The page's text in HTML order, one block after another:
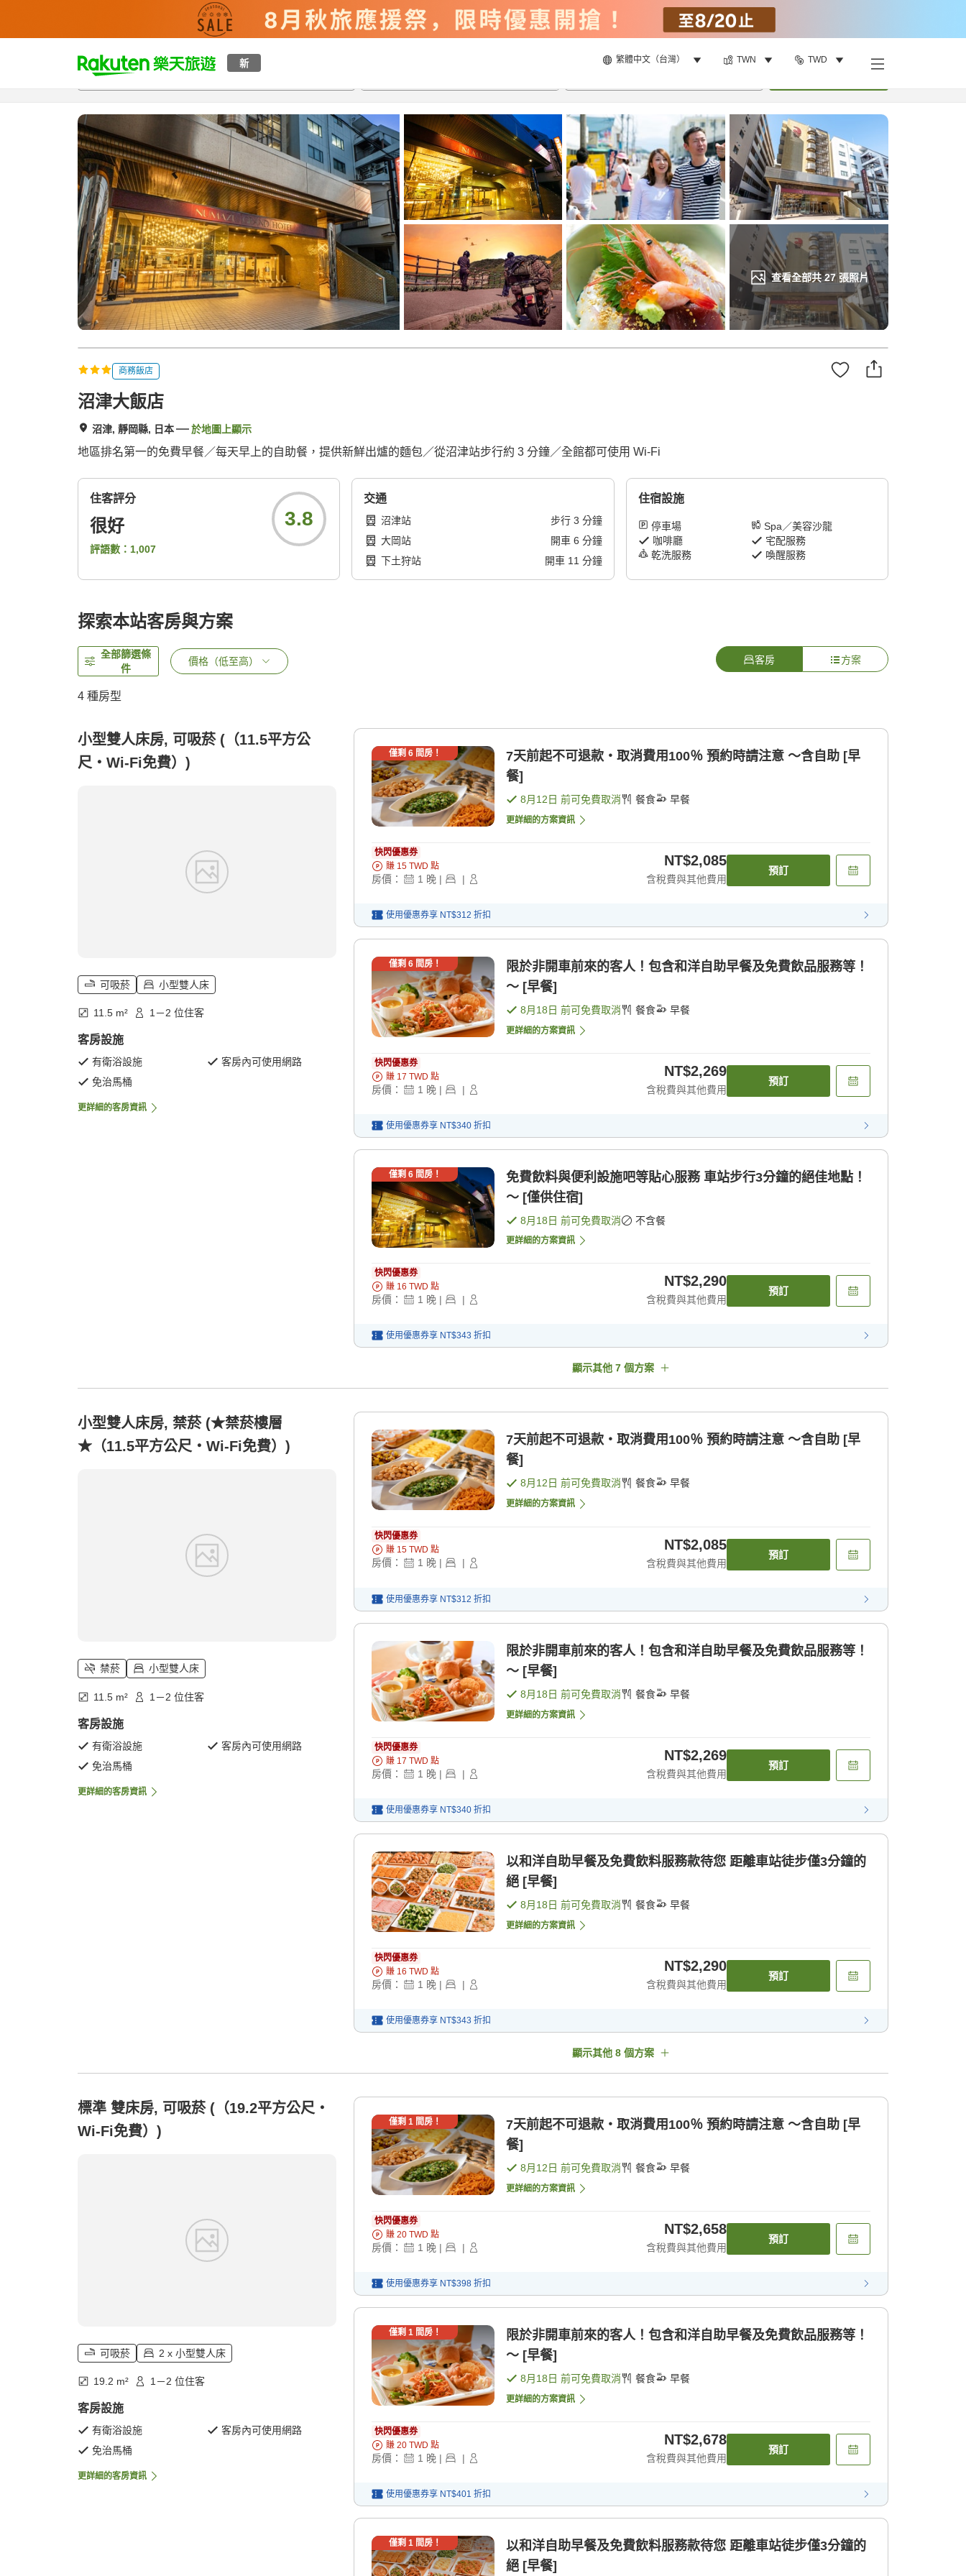
新 繁體中文（台灣） TWN TWD
t
p
a
g
e
_
s
e
a
r
c
h
查看全部共27張照片
總覽客房與方案評語特點設施
商務飯店
沼津大飯店
沼津, 靜岡縣, 日本 於地圖上顯示
地區排名第一的免費早餐／每天早上的自助餐，提供新鮮出爐的麵包／從沼津站步行約 3 分鐘／全館都可使用 Wi-Fi
住客評分
很好
評語數： 1,007
3.8
交通
沼津站 步行 3 分鐘
大岡站
開車 6 分鐘
下土狩站
開車 11 分鐘
住宿設施
停車場
Spa／美容沙龍
咖啡廳
宅配服務
乾洗服務
喚醒服務
探索本站客房與方案
全部篩選條
件
價格（低至高） 客房 方案
4 種房型
小型雙人床房, 可吸菸 (（11.5平方公
尺・Wi-Fi免費）)
可吸菸 小型雙人床
11.5 m² 1－2 位住客
客房設施
有衛浴設施
客房內可使用網路
免治馬桶
更詳細的客房資訊
僅剩 6間房！
7天前起不可退款・取消費用100％ 預約時請注意 〜含自助 [早
餐]
8月12日 前可免費取消 餐食 早餐
更詳細的方案資訊
快閃優惠券
賺 15 TWD 點
房價： 1 晚 | |
NT$2,085
含稅費與其他費用
預訂
使用優惠券享 NT$312 折扣
僅剩 6間房！
限於非開車前來的客人！包含和洋自助早餐及免費飲品服務等！
〜 [早餐]
8月18日 前可免費取消 餐食 早餐
更詳細的方案資訊
快閃優惠券
賺 17 TWD 點
房價： 1 晚 | |
NT$2,269
含稅費與其他費用
預訂
使用優惠券享 NT$340 折扣
僅剩 6間房！
免費飲料與便利設施吧等貼心服務 車站步行3分鐘的絕佳地點！
〜 [僅供住宿]
8月18日 前可免費取消 不含餐
更詳細的方案資訊
快閃優惠券
賺 16 TWD 點
房價： 1 晚 | |
NT$2,290
含稅費與其他費用
預訂
使用優惠券享 NT$343 折扣
顯示其他 7 個方案
小型雙人床房, 禁菸 (★禁菸樓層
★（11.5平方公尺・Wi-Fi免費）)
禁菸 小型雙人床
11.5 m² 1－2 位住客
客房設施
有衛浴設施
客房內可使用網路
免治馬桶
更詳細的客房資訊
7天前起不可退款・取消費用100％ 預約時請注意 〜含自助 [早
餐]
8月12日 前可免費取消 餐食 早餐
更詳細的方案資訊
快閃優惠券
賺 15 TWD 點
房價： 1 晚 | |
NT$2,085
含稅費與其他費用
預訂
使用優惠券享 NT$312 折扣
限於非開車前來的客人！包含和洋自助早餐及免費飲品服務等！
〜 [早餐]
8月18日 前可免費取消 餐食 早餐
更詳細的方案資訊
快閃優惠券
賺 17 TWD 點
房價： 1 晚 | |
NT$2,269
含稅費與其他費用
預訂
使用優惠券享 NT$340 折扣
以和洋自助早餐及免費飲料服務款待您 距離車站徒步僅3分鐘的
絕 [早餐]
8月18日 前可免費取消 餐食 早餐
更詳細的方案資訊
快閃優惠券
賺 16 TWD 點
房價： 1 晚 | |
NT$2,290
含稅費與其他費用
預訂
使用優惠券享 NT$343 折扣
顯示其他 8 個方案
標準 雙床房, 可吸菸 (（19.2平方公尺・
Wi-Fi免費）)
可吸菸 2 x 小型雙人床
19.2 m² 1－2 位住客
客房設施
有衛浴設施
客房內可使用網路
免治馬桶
更詳細的客房資訊
僅剩 1 間房！
7天前起不可退款・取消費用100％ 預約時請注意 〜含自助 [早
餐]
8月12日 前可免費取消 餐食 早餐
更詳細的方案資訊
快閃優惠券
賺 20 TWD 點
房價： 1 晚 | |
NT$2,658
含稅費與其他費用
預訂
使用優惠券享 NT$398 折扣
僅剩 1 間房！
限於非開車前來的客人！包含和洋自助早餐及免費飲品服務等！
〜 [早餐]
8月18日 前可免費取消 餐食 早餐
更詳細的方案資訊
快閃優惠券
賺 20 TWD 點
房價： 1 晚 | |
NT$2,678
含稅費與其他費用
預訂
使用優惠券享 NT$401 折扣
僅剩 1 間房！
以和洋自助早餐及免費飲料服務款待您 距離車站徒步僅3分鐘的
絕 [早餐]